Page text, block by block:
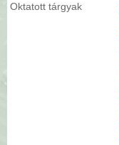
Oktatott tárgyak